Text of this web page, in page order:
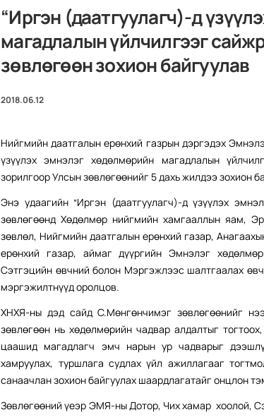
“Иргэн (даатгуулагч)-д
магадлалын үйлчилгээг
зөвлөгөөн зохион байгуулав
2018.06.12
Нийгмийн даатгалын ерөнхий газрын дэргэдэх
үзүүлэх эмнэлэг хөдөлмөрийн магадлалын
зорилгоор Улсын зөвлөгөөнийг 5 дахь жилдээ зохион
Энэ удаагийн “Иргэн (даатгуулагч)-д үзүүлэх
зөвлөгөөнд Хөдөлмөр нийгмийн хамгааллын яам,
зөвлөл, Нийгмийн даатгалын ерөнхий газар,
ерөнхий газар, аймаг дүүргийн Эмнэлэг
Сэтгэцийн өвчний болон Мэргэжлээс шалтгаалах
мэргэжилтнүүд оролцов.
ХНХЯ-ны дэд сайд С.Мөнгөнчимэг зөвлөгөөнийг
зөвлөгөөн нь хөдөлмөрийн чадвар алдалтыг
цаашид магадлагч эмч нарын ур чадварыг
хамруулах, туршлага судлах үйл ажиллагааг
санаачлан зохион байгуулах шаардлагатайг онцлон
Зөвлөгөөний үеэр ЭМЯ-ны Дотор, Чих хамар хоолой,